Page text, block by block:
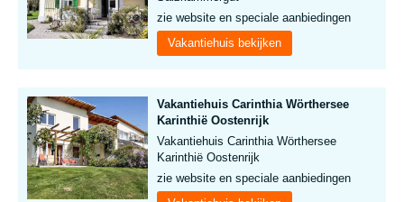
zie website en speciale aanbiedingen
Vakantiehuis bekijken
Vakantiehuis Carinthia Wörthersee
Karinthië Oostenrijk
Vakantiehuis Carinthia Wörthersee
Karinthië Oostenrijk
zie website en speciale aanbiedingen